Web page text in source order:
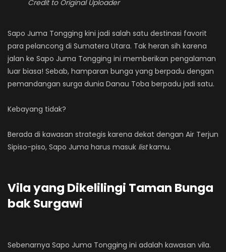
Credit to Original Uploader
Sapo Juma Tongging kini jadi salah satu destinasi favorit
para pelancong di Sumatera Utara. Tak heran sih karena
jalan ke Sapo Juma Tongging ini memberikan pengalaman
luar biasa! Sebab, hamparan bunga yang berpadu dengan
pemandangan surga dunia Danau Toba berpadu jadi satu.
Kebayang tidak?
Berada di kawasan strategis karena dekat dengan Air Terjun
Sipiso-piso, Sapo Juma harus masuk listkamu.
Vila yang Dikelilingi Taman Bunga
bak Surgawi
Sebenarnya Sapo Juma Tongging ini adalah kawasan vila.